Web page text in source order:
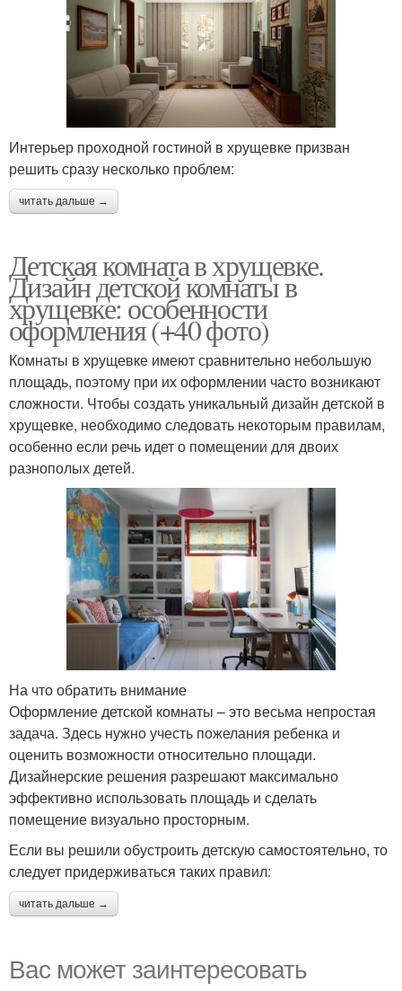
Интерьер проходной гостиной в хрущевке призван
решить сразу несколько проблем:
читать дальше →
Детская комната в хрущевке.
Дизайн детской комнаты в
хрущевке: особенности
оформления (+40 фото)
Комнаты в хрущевке имеют сравнительно небольшую
площадь, поэтому при их оформлении часто возникают
сложности. Чтобы создать уникальный дизайн детской в
хрущевке, необходимо следовать некоторым правилам,
особенно если речь идет о помещении для двоих
разнополых детей.
На что обратить внимание
Оформление детской комнаты – это весьма непростая
задача. Здесь нужно учесть пожелания ребенка и
оценить возможности относительно площади.
Дизайнерские решения разрешают максимально
эффективно использовать площадь и сделать
помещение визуально просторным.
Если вы решили обустроить детскую самостоятельно, то
следует придерживаться таких правил:
читать дальше →
Вас может заинтересовать